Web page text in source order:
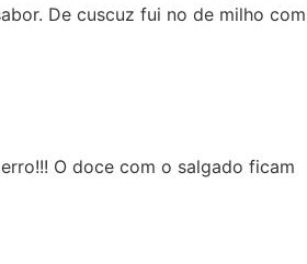
De cuscuz fui no de milho com
O doce com o salgado ficam